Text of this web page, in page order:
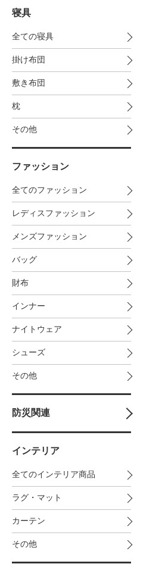
寝具
全ての寝具
掛け布団
敷き布団
枕
その他
ファッション
全てのファッション
レディスファッション
メンズファッション
バッグ
財布
インナー
ナイトウェア
シューズ
その他
防災関連
インテリア
全てのインテリア商品
ラグ・マット
カーテン
その他